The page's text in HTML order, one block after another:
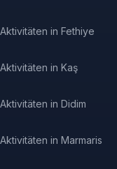
Aktivitäten in Fethiye
Aktivitäten in Kaş
Aktivitäten in Didim
Aktivitäten in Marmaris